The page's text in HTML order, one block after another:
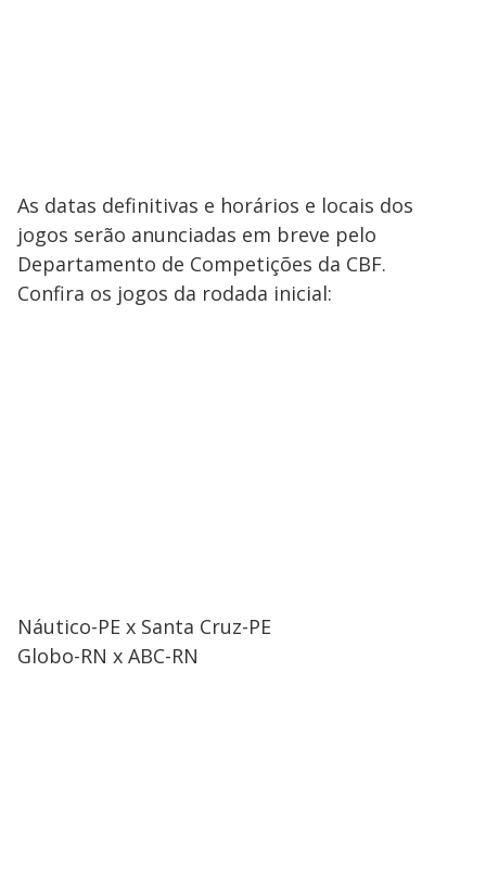
As datas definitivas e horários e locais dos
jogos serão anunciadas em breve pelo
Departamento de Competições da CBF.
Confira os jogos da rodada inicial:
Náutico-PE x Santa Cruz-PE
Globo-RN x ABC-RN